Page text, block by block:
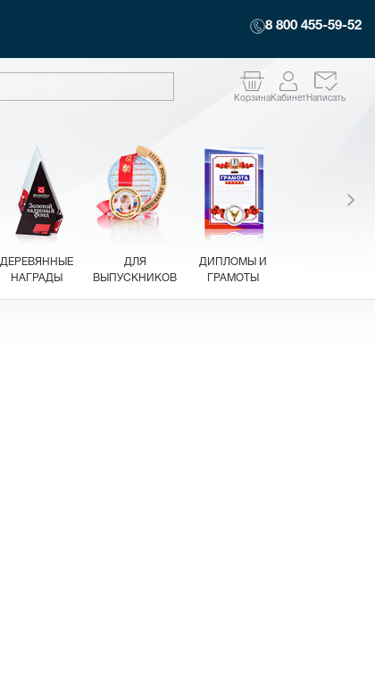
8 800 455-59-52
КорзинаКабинетНаписать
ДЕРЕВЯННЫЕ
НАГРАДЫ
ДЛЯ
ВЫПУСКНИКОВ
ДИПЛОМЫ И
ГРАМОТЫ